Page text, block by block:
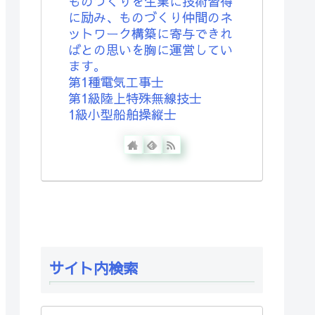
に励み、ものづくり仲間のネ
ットワーク構築に寄与できれ
ばとの思いを胸に運営してい
ます。
第1種電気工事士
第1級陸上特殊無線技士
1級小型船舶操縦士
サイト内検索